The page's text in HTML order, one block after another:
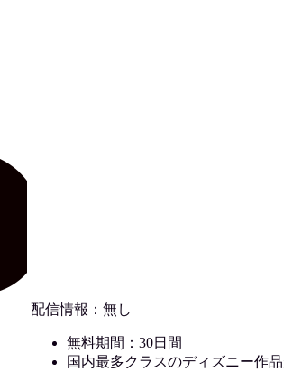
配信情報：無し
無料期間：30日間
国内最多クラスのディズニー作